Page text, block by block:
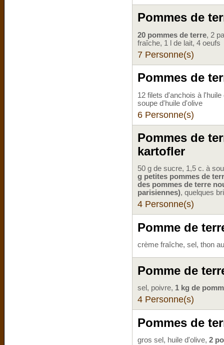
Pommes de
20 pommes de terre, 2
fraîche, 1 l de lait, 4 oeufs
7 Personne(s)
Pommes de
12 filets d'anchois à
soupe d'huile d'olive
6 Personne(s)
Pommes de
kartofler
50 g de sucre, 1,5 c. à
g petites pommes de
des pommes de terre
parisiennes), quelques
4 Personne(s)
Pomme de
crème fraîche, sel, thon
Pomme de
sel, poivre, 1 kg de
4 Personne(s)
Pommes de
gros sel, huile d'olive, 2